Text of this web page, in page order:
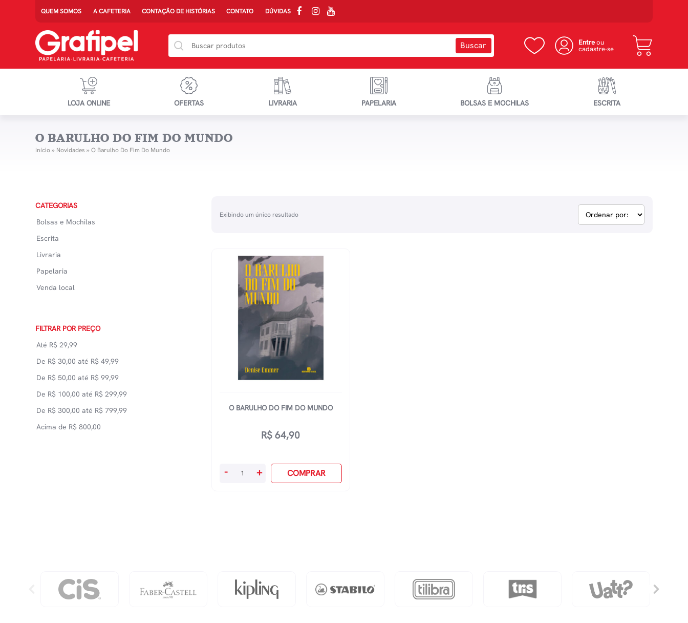
QUEM SOMOS A CAFETERIA CONTAÇÃO DE HISTÓRIAS CONTATO DÚVIDAS
Entreou
cadastre-se
LOJA ONLINE OFERTAS LIVRARIA PAPELARIA BOLSAS E MOCHILAS ESCRITA
O BARULHO DO FIM DO MUNDO
Início» Novidades » O Barulho Do Fim Do Mundo
CATEGORIAS
Bolsas e Mochilas
Escrita
Livraria
Papelaria
Venda local
FILTRAR POR PREÇO
Até R$ 29,99
De R$ 30,00 até R$ 49,99
De R$ 50,00 até R$ 99,99
De R$ 100,00 até R$ 299,99
De R$ 300,00 até R$ 799,99
Acima de R$ 800,00
Exibindo um único resultado
O BARULHO DO FIM DO MUNDO
R$ 64,90
O- + COMPRAR